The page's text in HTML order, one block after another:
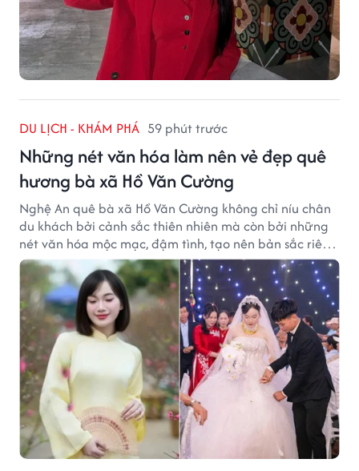
DU LỊCH - KHÁM PHÁ 59 phút trước
Những nét văn hóa làm nên vẻ đẹp quê
hương bà xã Hồ Văn Cường
Nghệ An quê bà xã Hồ Văn Cường không chỉ níu chân
du khách bởi cảnh sắc thiên nhiên mà còn bởi những
nét văn hóa mộc mạc, đậm tình, tạo nên bản sắc riêng
của vùng đất xứ Nghệ.